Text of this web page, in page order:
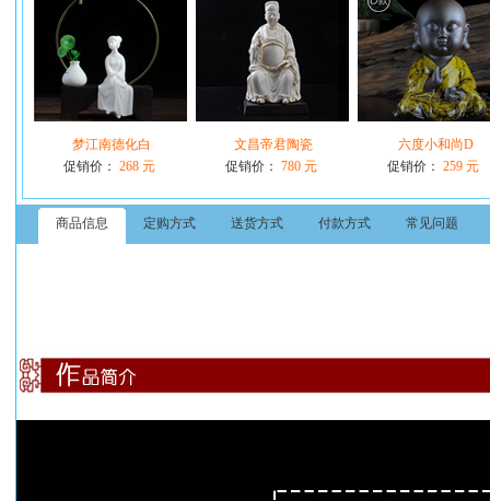
梦江南德化白
促销价： 268 元
文昌帝君陶瓷
促销价： 780 元
六度小和尚D
促销价： 259 元
商品信息 定购方式 送货方式 付款方式 常见问题